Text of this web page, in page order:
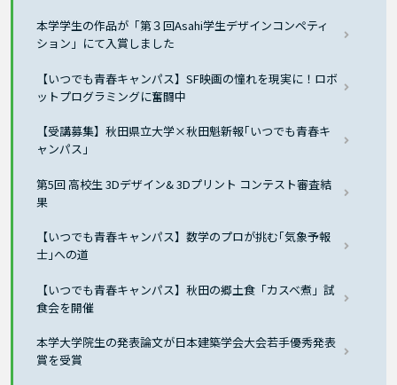
本学学生の作品が「第３回Asahi学生デザインコンペティ
ション」にて入賞しました
【いつでも青春キャンパス】SF映画の憧れを現実に！ロボ
ットプログラミングに奮闘中
【受講募集】秋田県立大学×秋田魁新報｢いつでも青春キ
ャンパス｣
第5回 高校生 3Dデザイン& 3Dプリント コンテスト審査結
果
【いつでも青春キャンパス】数学のプロが挑む｢気象予報
士｣への道
【いつでも青春キャンパス】秋田の郷土食「カスベ煮」試
食会を開催
本学大学院生の発表論文が日本建築学会大会若手優秀発表
賞を受賞